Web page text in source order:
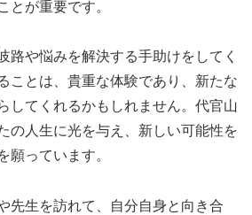
とが重要です。
路や悩みを解決する手助けをしてく
ことは、貴重な体験であり、新たな
してくれるかもしれません。代官山
の人生に光を与え、新しい可能性を
願っています。
先生を訪れて、自分自身と向き合